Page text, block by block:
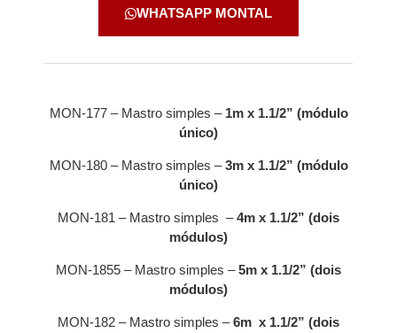
WHATSAPP MONTAL
MON-177 – Mastro simples – 1m x 1.1/2” (módulo
único)
MON-180 – Mastro simples –3m x 1.1/2” (módulo
único)
MON-181 – Mastro simples –4m x 1.1/2” (dois
módulos)
MON-1855 – Mastro simples –5m x 1.1/2” (dois
módulos)
MON-182 – Mastro simples –6m x 1.1/2” (dois